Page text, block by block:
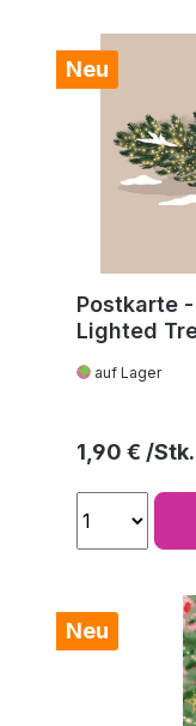
Neu
Postkarte
Lighted
auf Lager
Regulärer
1,90 €
Neu